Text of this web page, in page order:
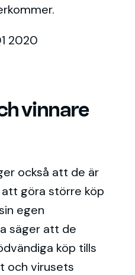
2020
vinnare
också att de är
göra större köp
egen
säger att de
köp tills
och virusets